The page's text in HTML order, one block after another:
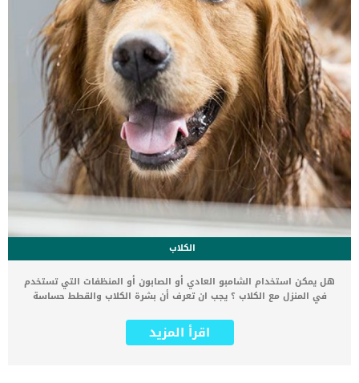
الكلاب
هل يمكن استخدام الشامبو العادي أو الصابون أو المنظفات التي تستخدم
في المنزل مع الكلاب ؟ يجب ان تعرف أن بشرة الكلاب والقطط حساسة
درجة حموضة (PH) اعلى من تلك التي قد تتحملها الكلاب والقطط. إذن
كيف يمكن تلافي ذلك والحفاظ على درجة حموضة جلد الكلب إذا كنت لا
اقرأ المزيد